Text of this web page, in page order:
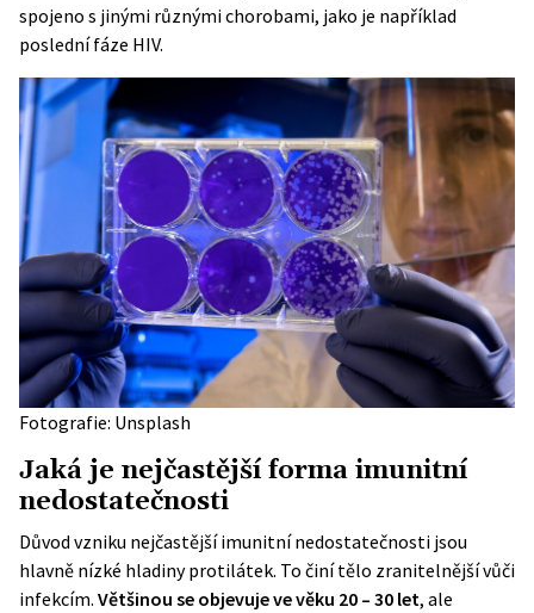
spojeno s jinými různými chorobami, jako je například
poslední fáze HIV.
Fotografie: Unsplash
Jaká je nejčastější forma imunitní
nedostatečnosti
Důvod vzniku nejčastější imunitní nedostatečnosti jsou
hlavně nízké hladiny protilátek. To činí tělo zranitelnější vůči
infekcím. Většinou se objevuje ve věku 20 – 30 let, ale